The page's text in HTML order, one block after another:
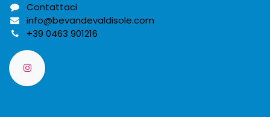
Contattaci
info@bevandevaldisole.com
+39 0463 901216